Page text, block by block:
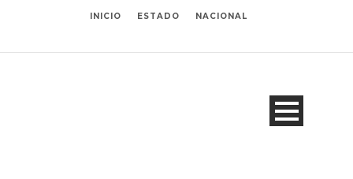
INICIO ESTADO NACIONAL